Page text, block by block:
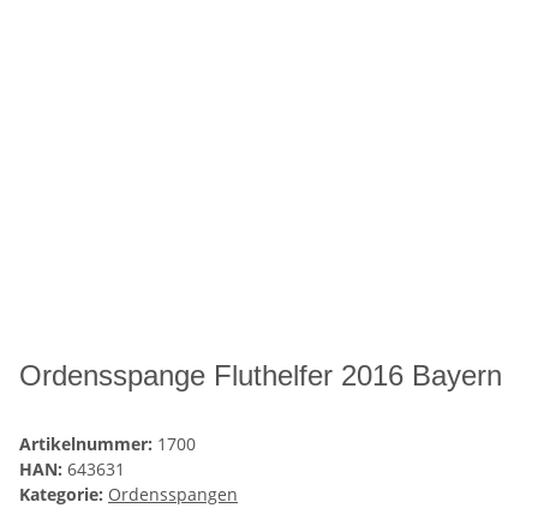
Ordensspange Fluthelfer 2016 Bayern
Artikelnummer: 1700
HAN: 643631
Kategorie: Ordensspangen